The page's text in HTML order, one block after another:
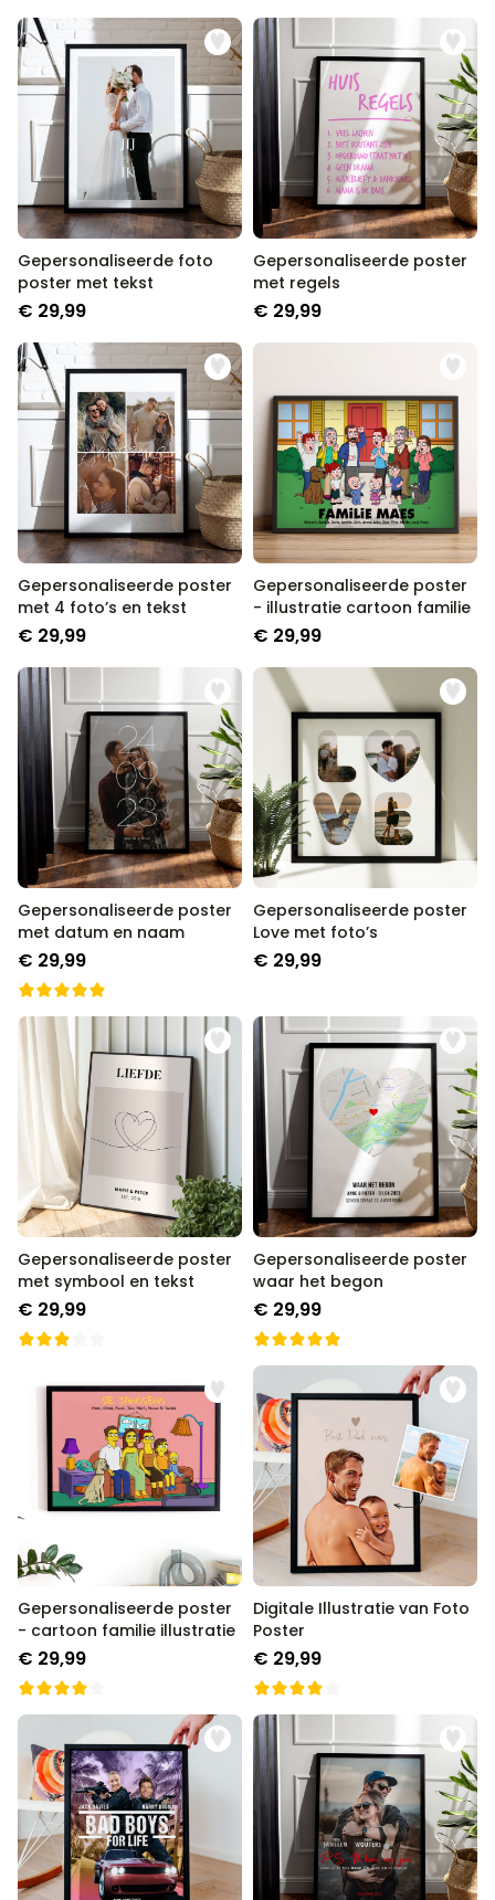
Gepersonaliseerde foto
poster met tekst
€ 29,99
Gepersonaliseerde poster
met regels
€ 29,99
Gepersonaliseerde poster
met 4 foto’s en tekst
€ 29,99
Gepersonaliseerde poster
- illustratie cartoon familie
€ 29,99
Gepersonaliseerde poster
met datum en naam
€ 29,99
Gepersonaliseerde poster
Love met foto’s
€ 29,99
Gepersonaliseerde poster
met symbool en tekst
€ 29,99
Gepersonaliseerde poster
waar het begon
€ 29,99
Gepersonaliseerde poster
- cartoon familie illustratie
€ 29,99
Digitale Illustratie van Foto
Poster
€ 29,99